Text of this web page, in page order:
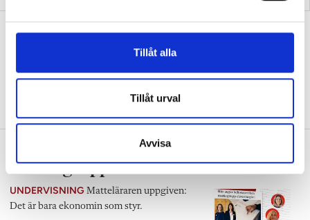
a
Tillåt alla
Tillåt urval
Avvisa
Exit tickets i matten lyfter både elever
PRAKTISKA TIPS”Eleverna kan utvärdera
Betygen i matte sjönk när
behovsgrupper skrotades
UNDERVISNING Matteläraren uppgiven:
Det är bara ekonomin som styr.